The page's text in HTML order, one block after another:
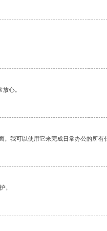
心。
我可以使用它来完成日常办公的所有
。